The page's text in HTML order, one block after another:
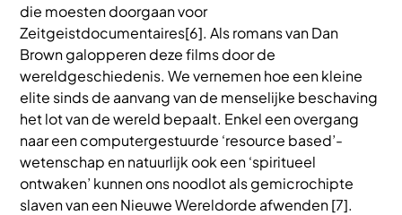
die moesten doorgaan voor
Zeitgeistdocumentaires[6]. Als romans van Dan
Brown galopperen deze films door de
wereldgeschiedenis. We vernemen hoe een kleine
elite sinds de aanvang van de menselijke beschaving
het lot van de wereld bepaalt. Enkel een overgang
naar een computergestuurde ‘resource based’-
wetenschap en natuurlijk ook een ‘spiritueel
ontwaken’ kunnen ons noodlot als gemicrochipte
slaven van een Nieuwe Wereldorde afwenden [7].